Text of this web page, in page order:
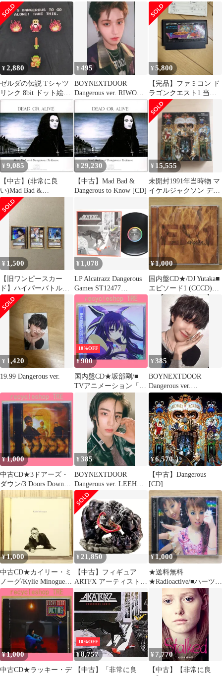
ジ 赤
/ Game
¥2,880
ゼルダの伝説 Tシャツ
リンク 8bit ドット絵
Nintendo ブラック
¥495
BOYNEXTDOOR
Dangerous ver. RIWOO
19.99 A
¥5,800
【完品】ファミコン ド
ラゴンクエスト1 当時
物ハガキ・復活の呪文
メモ付
¥ 9,085
【中古】(非常に良
い)Mad Bad &
Dangerous to Know [CD]
¥ 29,230
【中古】Mad Bad &
Dangerous to Know [CD]
¥ 15,555
未開封1991年当時物 マ
イケルジャクソン デン
ジャラス パズル 専用フ
レーム付
¥ 1,500
【旧ワンピースカー
ド】ハイパーバトル
C112 C116 C141
¥ 1,078
LP Alcatrazz Dangerous
Games ST12477
CAPITOL /00260
¥1,000
国内盤CD★/DJ Yutaka■
エピソード1 (CCCD)
【TOCT25199/49880061
87474】X70327
¥ 1,420
19.99 Dangerous ver.
10%OFF
¥900
国内盤CD★坂部剛/■
TVアニメーション「デ
ート・ア・ライブ」ミ
ュージック・セレクシ
ョン DATE A MUSIC
FIRST HALF
【COCX37970/49880017
45334】I24315
¥385
BOYNEXTDOOR
Dangerous ver.
WOONHAK 19.99 B
¥1,000
中古CD★3ドアーズ・
ダウン/3 Doors Down■
Away From the Sun
24】J05724
¥385
BOYNEXTDOOR
Dangerous ver. LEEHAN
19.99 A
¥6,570
【中古】Dangerous
[CD]
¥1,000
中古CD★カイリー・ミ
ノーグ/Kylie Minogue■
Kylie Minogue
【74321227492/0743212
274929】V74823
¥ 21,850
【中古】フィギュア
ARTFX アーティストシ
リーズ ヴェノム -
Armed ＆ Dangerous-
「ヴェノム」 1/6 PVC
製塗装済み完成品
¥1,000
★送料無料
★Radioactive/■ハーツデ
ズ/HEARTSDALES【49
45817142092/CTCR1420
9】G03332
¥1,000
中古CD★ラッキー・デ
10%OFF
¥8,757
【中古】「非常に良
¥ 7,770
【中古】【非常に良